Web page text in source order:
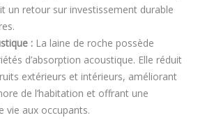
un retour sur investissement durable
: La laine de roche possède
d’absorption acoustique. Elle réduit
extérieurs et intérieurs, améliorant
de l’habitation et offrant une
vie aux occupants.